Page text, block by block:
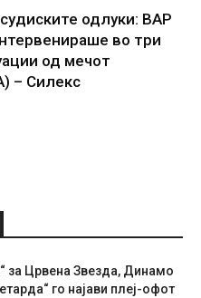
одлуки: ВАР
во три
од мечот
– Силекс
за Црвена Звезда, Динамо
го најави плеј-офот